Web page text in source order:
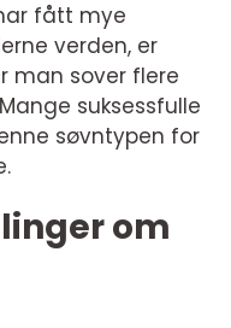
fått mye
verden, er
man sover flere
suksessfulle
søvntypen for
om